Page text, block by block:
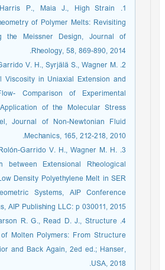
Harris P., Maia J., High Strain
of Polymer Melts: Revisiting
the Meissner Design, Journal of
Rheology, 58, 869-890, 2014.
Garrido V. H., Syrjälä S., Wagner M.
Viscosity in Uniaxial Extension and
Comparison of Experimental
of the Molecular Stress
Journal of Non-Newtonian Fluid
Mechanics, 165, 212-218, 2010.
Rolón-Garrido V. H., Wagner M. H.
between Extensional Rheological
Density Polyethylene Melt in SER
Systems, AIP Conference
AIP Publishing LLC: p 030011, 2015.
R. G., Read D. J., Structure
of Molten Polymers: From Structure
and Back Again, 2ed ed.; Hanser,
USA, 2018.